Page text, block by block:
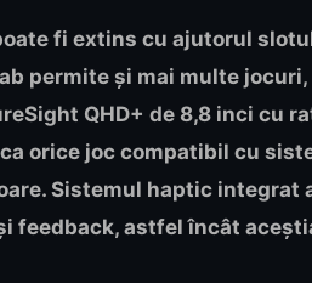
fi extins cu ajutorul
permite și mai multe
QHD+ de 8,8 inci cu
orice joc compatibil cu
Sistemul haptic integrat
feedback, astfel încât